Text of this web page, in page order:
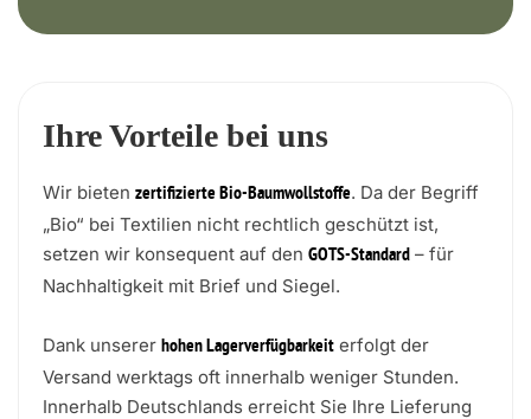
Ihre Vorteile bei uns
Wir bieten zertifizierte Bio-Baumwollstoffe. Da der Begriff
„Bio“ bei Textilien nicht rechtlich geschützt ist,
setzen wir konsequent auf den GOTS-Standard – für
Nachhaltigkeit mit Brief und Siegel.
Dank unserer hohen Lagerverfügbarkeit erfolgt der
Versand werktags oft innerhalb weniger Stunden.
Innerhalb Deutschlands erreicht Sie Ihre Lieferung